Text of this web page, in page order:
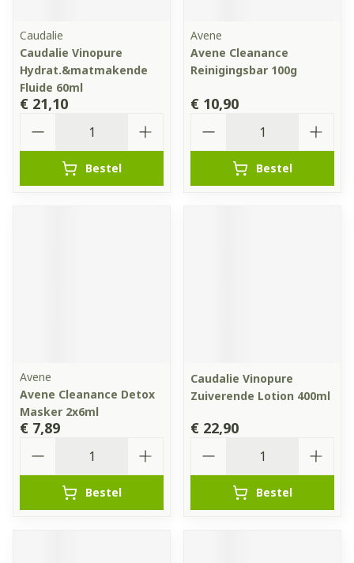
Caudalie
Caudalie Vinopure
Hydrat.&matmakende
Fluide 60ml
€ 21,10
Bestel
Avene
Avene Cleanance
Reinigingsbar 100g
€ 10,90
Bestel
Avene
Avene Cleanance Detox
Masker 2x6ml
€ 7,89
Bestel
Caudalie Vinopure
Zuiverende Lotion 400ml
€ 22,90
Bestel